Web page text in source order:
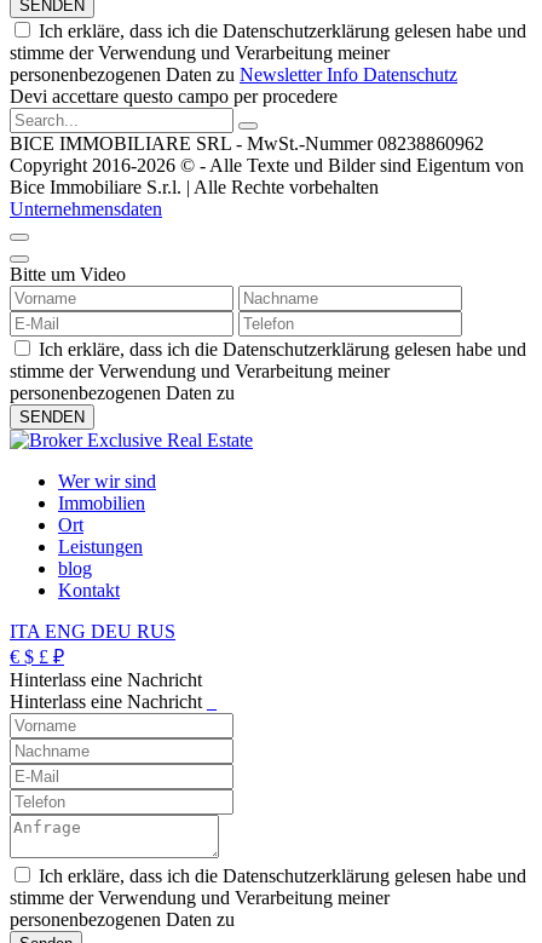
SENDEN
Ich erkläre, dass ich die Datenschutzerklärung gelesen habe und
stimme der Verwendung und Verarbeitung meiner
personenbezogenen Daten zu Newsletter Info Datenschutz
Devi accettare questo campo per procedere
BICE IMMOBILIARE SRL - MwSt.-Nummer 08238860962
Copyright 2016-2026 © - Alle Texte und Bilder sind Eigentum von
Bice Immobiliare S.r.l. | Alle Rechte vorbehalten
Unternehmensdaten
Bitte um Video
Ich erkläre, dass ich die Datenschutzerklärung gelesen habe und
stimme der Verwendung und Verarbeitung meiner
personenbezogenen Daten zu
Wer wir sind
Immobilien
Ort
Leistungen
blog
Kontakt
ITA ENG DEU RUS
€ $ £ ₽
Hinterlass eine Nachricht
Hinterlass eine Nachricht
Ich erkläre, dass ich die Datenschutzerklärung gelesen habe und
stimme der Verwendung und Verarbeitung meiner
personenbezogenen Daten zu